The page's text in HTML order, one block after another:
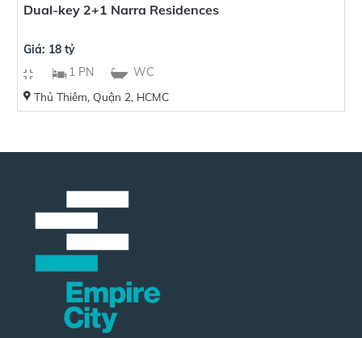
Dual-key 2+1 Narra Residences
Giá: 18 tỷ
1 PN
WC
Thủ Thiêm, Quận 2, HCMC